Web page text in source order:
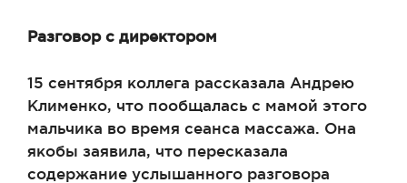
Разговор с директором
15 сентября коллега рассказала Андрею
Клименко, что пообщалась с мамой этого
мальчика во время сеанса массажа. Она
якобы заявила, что пересказала
содержание услышанного разговора